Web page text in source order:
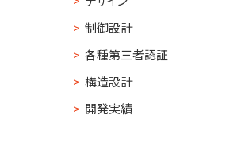
制御設計
各種第三者認証
構造設計
開発実績